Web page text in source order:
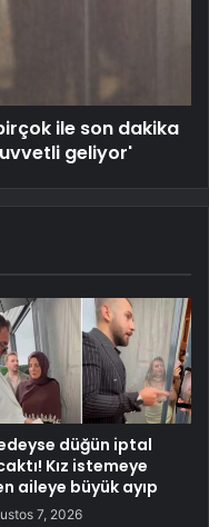
ile son dakika
geliyor'
düğün iptal
Kız istemeye
aileye büyük ayıp
7, 2026